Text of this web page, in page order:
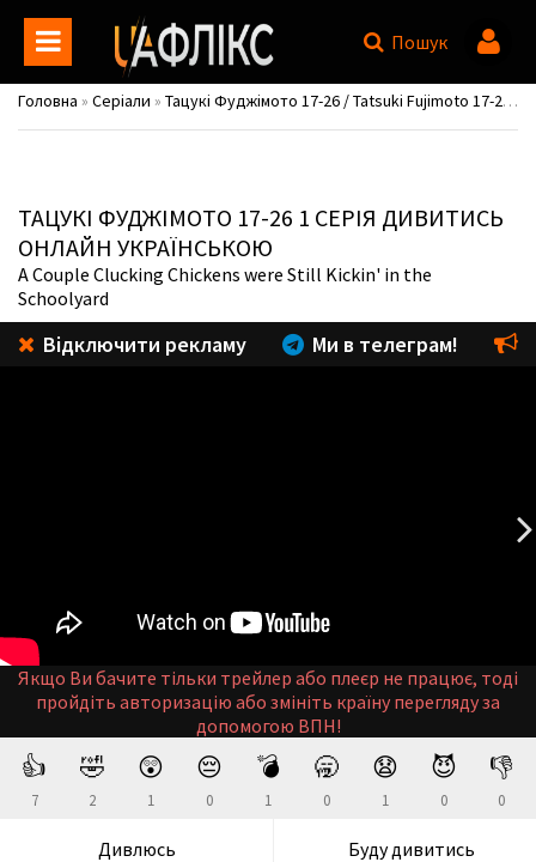
Пошук
Головна » Серіали » Тацукі Фуджімото 17-26 / Tatsuki Fujimoto 17-26 »
ТАЦУКІ ФУДЖІМОТО 17-26 1 СЕРІЯ ДИВИТИСЬ
ОНЛАЙН УКРАЇНСЬКОЮ
A Couple Clucking Chickens were Still Kickin' in the
Schoolyard
Відключити рекламу Ми в телеграм!
Якщо Ви бачите тільки трейлер або плеєр не працює, тоді
пройдіть авторизацію або змініть країну перегляду за
допомогою ВПН!
👍
7
🤣
2
😲
1
😔
0
💣
1
🥱
0
😧
1
😈
0
👎
0
Дивлюсь Буду дивитись